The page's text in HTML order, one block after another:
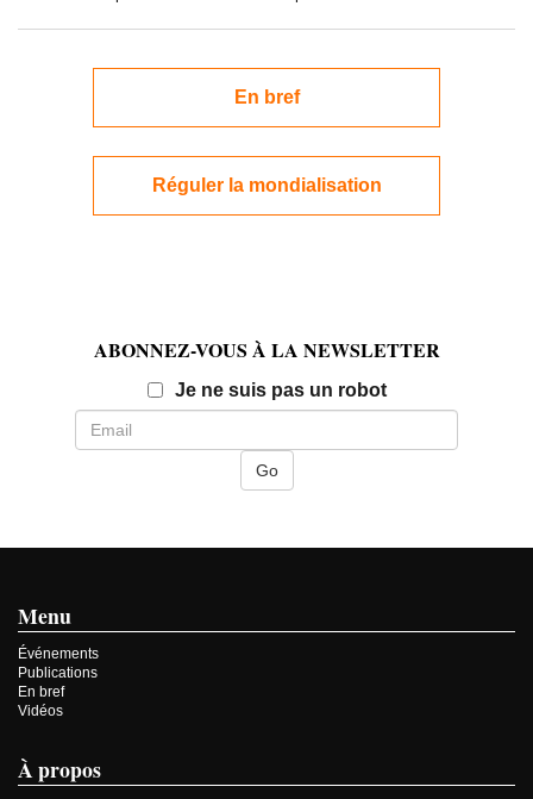
En bref
Réguler la mondialisation
ABONNEZ-VOUS À LA NEWSLETTER
Je ne suis pas un robotEmail
Menu
Événements
Publications
En bref
Vidéos
À propos